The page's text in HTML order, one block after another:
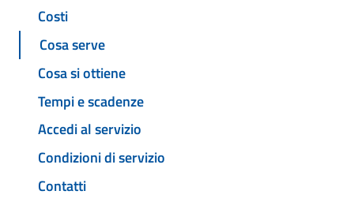
Costi
Cosa serve
Cosa si ottiene
Tempi e scadenze
Accedi al servizio
Condizioni di servizio
Contatti